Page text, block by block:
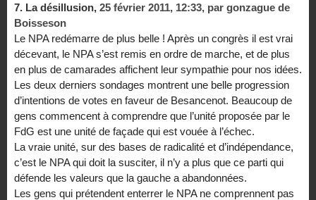
7. La désillusion, 25 février 2011, 12:33, par gonzague de
Boisseson
Le NPA redémarre de plus belle ! Après un congrès il est vrai
décevant, le NPA s’est remis en ordre de marche, et de plus
en plus de camarades affichent leur sympathie pour nos idées.
Les deux derniers sondages montrent une belle progression
d’intentions de votes en faveur de Besancenot. Beaucoup de
gens commencent à comprendre que l’unité proposée par le
FdG est une unité de façade qui est vouée à l’échec.
La vraie unité, sur des bases de radicalité et d’indépendance,
c’est le NPA qui doit la susciter, il n’y a plus que ce parti qui
défende les valeurs que la gauche a abandonnées.
Les gens qui prétendent enterrer le NPA ne comprennent pas